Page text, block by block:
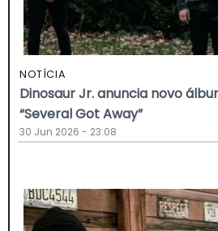
NOTÍCIA
Dinosaur Jr. anuncia novo
“Several Got Away”
30 Jun 2026 - 23:08